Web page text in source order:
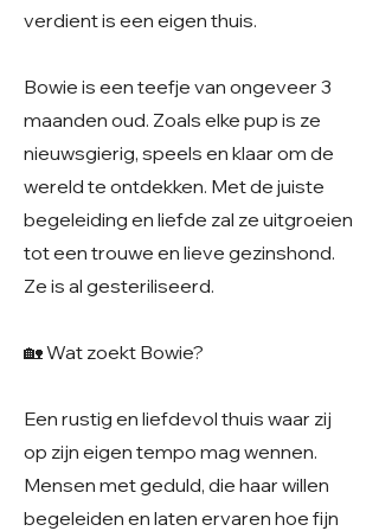
verdient is een eigen thuis.
Bowie is een teefje van ongeveer 3
maanden oud. Zoals elke pup is ze
nieuwsgierig, speels en klaar om de
wereld te ontdekken. Met de juiste
begeleiding en liefde zal ze uitgroeien
tot een trouwe en lieve gezinshond.
Ze is al gesteriliseerd.
🏡 Wat zoekt Bowie?
Een rustig en liefdevol thuis waar zij
op zijn eigen tempo mag wennen.
Mensen met geduld, die haar willen
begeleiden en laten ervaren hoe fijn